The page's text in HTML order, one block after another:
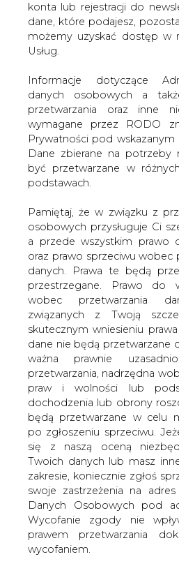
konta lub rejestracji do
dane, które podajesz,
możemy uzyskać dostęp w
Usług.
Informacje dotyczące
danych osobowych a
przetwarzania oraz inne
wymagane przez RODO
Prywatności pod wskazanym
Dane zbierane na potrzeby
być przetwarzane w
podstawach.
Pamiętaj, że w związku z
osobowych przysługuje Ci
a przede wszystkim prawo
oraz prawo sprzeciwu wobec
danych. Prawa te będą
przestrzegane. Prawo do
wobec przetwarzania
związanych z Twoją
skutecznym wniesieniu
dane nie będą przetwarzane
ważna prawnie
przetwarzania, nadrzędna
praw i wolności lub
dochodzenia lub obrony
będą przetwarzane w celu
po zgłoszeniu sprzeciwu.
się z naszą oceną
Twoich danych lub masz
zakresie, koniecznie zgłoś
swoje zastrzeżenia na
Danych Osobowych pod
Wycofanie zgody nie
prawem przetwarzania
wycofaniem.
projektów CSR ostatnich trzech
2019-10-22 00:00
"Góra Kamieńsk" PGE
Program PGE Energia
"Dzielimy się ciepłem"
najlepszych projektów
ostatnich trzech dekad
Projekty spółek Grupy
znalazły się na liście
projektów
miały największą
społeczeństwa w
Listę ogłoszono
"Społeczne wyzwania
latach gospodarki
Polsce", która odbyła
Ministerstwie
Spośród 90 zgłoszonych
praktyce zawodowej
odpowiedzialnością biznesu,
dwóch kategoriach: projekty
"Góra Kamieńsk" znalazła
natomiast "Przeciwdziałanie
w ramach którego